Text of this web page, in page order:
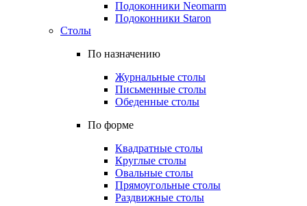
Подоконники Neomarm
Подоконники Staron
Столы
По назначению
Журнальные столы
Письменные столы
Обеденные столы
По форме
Квадратные столы
Круглые столы
Овальные столы
Прямоугольные столы
Раздвижные столы